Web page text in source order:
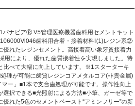
パナビアⓇ V5管理医療機器歯科用セメントキット
歯科用合着・接着材料Ⅰ(1)レジン系②
優れたレジンセメント。高接着高い象牙質接着力
により、優れた歯質接着性を実現しました。特
比べて大幅に向上しています。※1スターターキ
理が可能に歯質レジンコアメタルコア(非貴金属)
マー」■1本で支台歯処理が可能です。操作性向上
選択できる■光照射による方法■小筆、ガーゼ等で
れた5色のセメントペースト“アミンフリー”の新